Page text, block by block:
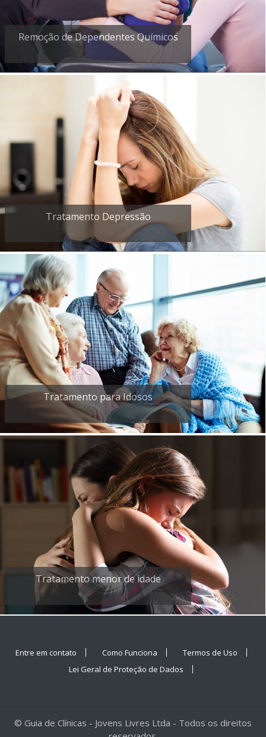
Remoção de Dependentes Químicos
Tratamento Depressão
Tratamento para Idosos
Tratamento menor de idade
Entre em contato Como Funciona
Termos de Uso
Lei Geral de Proteção de Dados
© Guia de Clínicas - Jovens Livres Ltda - Todos os direitos